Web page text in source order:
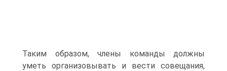
Таким образом, члены команды должны
уметь организовывать и вести совещания,